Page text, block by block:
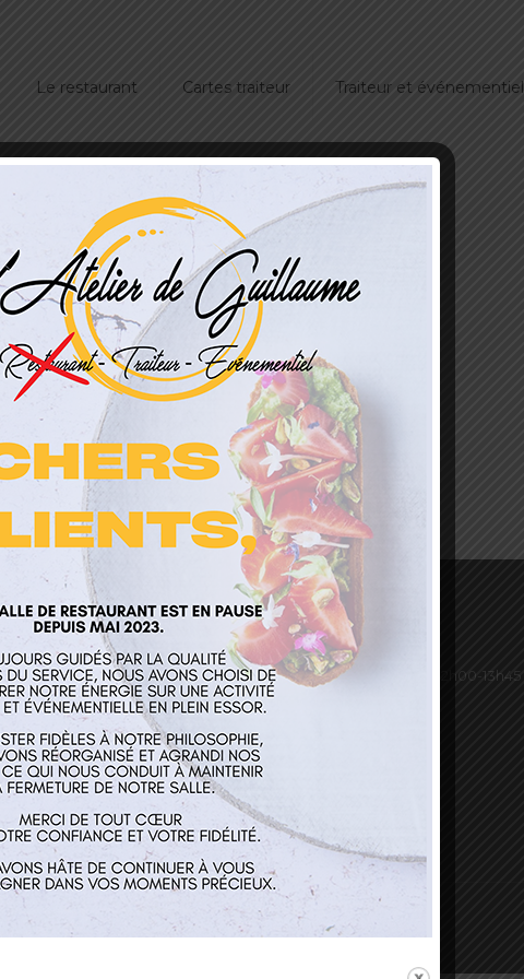
Le restaurant Cartes traiteur Traiteur et événementiel
Nos services
Restaurant
Traiteur et événementiel
Contact
Horaires
Mardi au Vendredi 12h00-13h45